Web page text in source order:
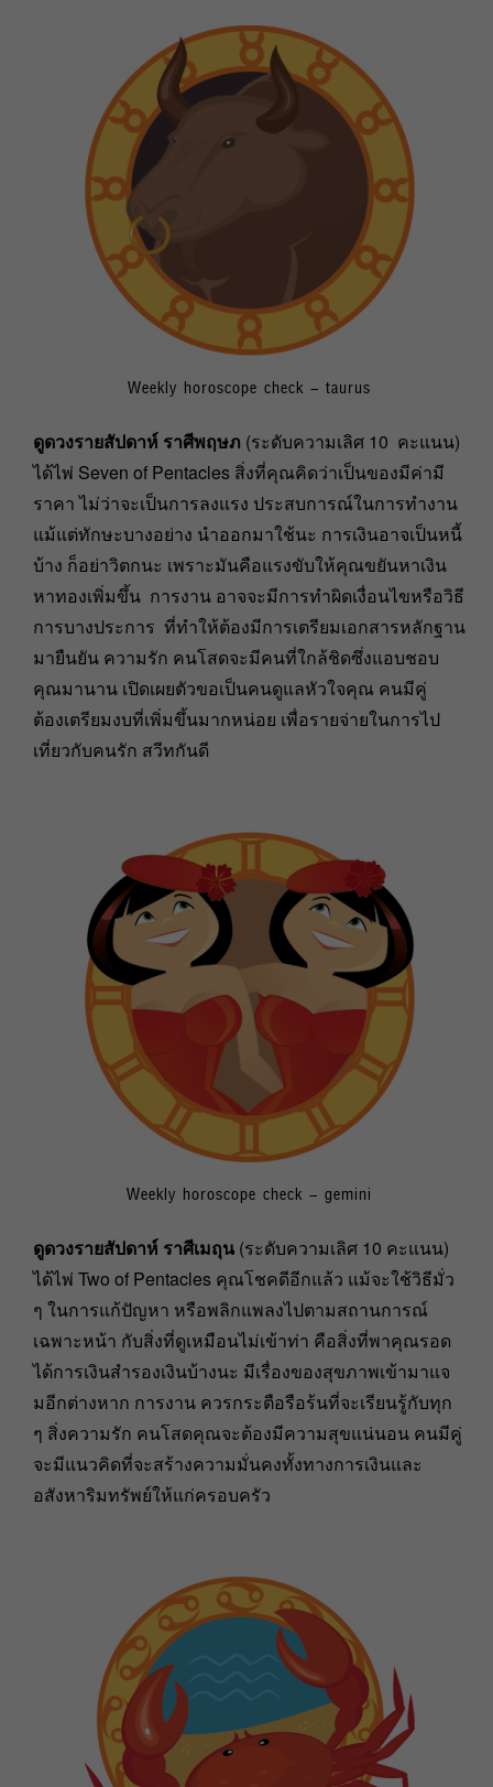
Weekly horoscope check – taurus
ดูดวงรายสัปดาห์ ราศีพฤษภ (ระดับความเลิศ 10 คะแนน)
ได้ไพ่ Seven of Pentacles สิ่งที่คุณคิดว่าเป็นของมีค่ามี
ราคา ไม่ว่าจะเป็นการลงแรง ประสบการณ์ในการทำงาน
แม้แต่ทักษะบางอย่าง นำออกมาใช้นะ การเงินอาจเป็นหนี้
บ้าง ก็อย่าวิตกนะ เพราะมันคือแรงขับให้คุณขยันหาเงิน
หาทองเพิ่มขึ้น การงาน อาจจะมีการทำผิดเงื่อนไขหรือวิธี
การบางประการ ที่ทำให้ต้องมีการเตรียมเอกสารหลักฐาน
มายืนยัน ความรัก คนโสดจะมีคนที่ใกล้ชิดซึ่งแอบชอบ
คุณมานาน เปิดเผยตัวขอเป็นคนดูแลหัวใจคุณ คนมีคู่
ต้องเตรียมงบที่เพิ่มขึ้นมากหน่อย เพื่อรายจ่ายในการไป
เที่ยวกับคนรัก สวีทกันดี
Weekly horoscope check – gemini
ดูดวงรายสัปดาห์ ราศีเมถุน (ระดับความเลิศ 10 คะแนน)
ได้ไพ่ Two of Pentacles คุณโชคดีอีกแล้ว แม้จะใช้วิธีมั่ว
ๆ ในการแก้ปัญหา หรือพลิกแพลงไปตามสถานการณ์
เฉพาะหน้า กับสิ่งที่ดูเหมือนไม่เข้าท่า คือสิ่งที่พาคุณรอด
ได้การเงินสำรองเงินบ้างนะ มีเรื่องของสุขภาพเข้ามาแจ
มอีกต่างหาก การงาน ควรกระตือรือร้นที่จะเรียนรู้กับทุก
ๆ สิ่งความรัก คนโสดคุณจะต้องมีความสุขแน่นอน คนมีคู่
จะมีแนวคิดที่จะสร้างความมั่นคงทั้งทางการเงินและ
อสังหาริมทรัพย์ให้แก่ครอบครัว